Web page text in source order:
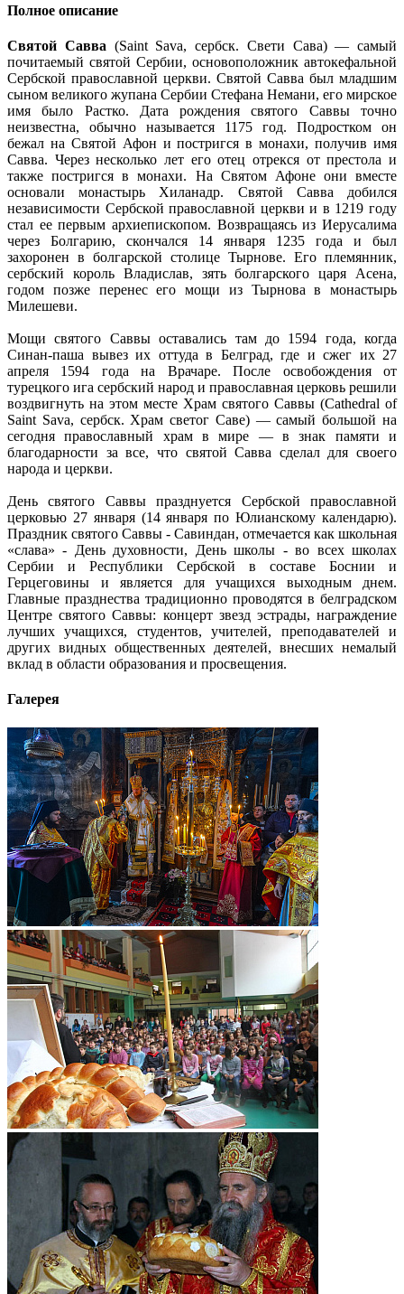
Полное описание
Святой Савва (Saint Sava, сербск. Свети Сава) — самый
почитаемый святой Сербии, основоположник автокефальной
Сербской православной церкви. Святой Савва был младшим
сыном великого жупана Сербии Стефана Немани, его мирское
имя было Растко. Дата рождения святого Саввы точно
неизвестна, обычно называется 1175 год. Подростком он
бежал на Святой Афон и постригся в монахи, получив имя
Савва. Через несколько лет его отец отрекся от престола и
также постригся в монахи. На Святом Афоне они вместе
основали монастырь Хиланадр. Святой Савва добился
независимости Сербской православной церкви и в 1219 году
стал ее первым архиепископом. Возвращаясь из Иерусалима
через Болгарию, скончался 14 января 1235 года и был
захоронен в болгарской столице Тырнове. Его племянник,
сербский король Владислав, зять болгарского царя Асена,
годом позже перенес его мощи из Тырнова в монастырь
Милешеви.
Мощи святого Саввы оставались там до 1594 года, когда
Синан-паша вывез их оттуда в Белград, где и сжег их 27
апреля 1594 года на Врачаре. После освобождения от
турецкого ига сербский народ и православная церковь решили
воздвигнуть на этом месте Храм святого Саввы (Cathedral of
Saint Sava, сербск. Храм светог Саве) — самый большой на
сегодня православный храм в мире — в знак памяти и
благодарности за все, что святой Савва сделал для своего
народа и церкви.
День святого Саввы празднуется Сербской православной
церковью 27 января (14 января по Юлианскому календарю).
Праздник святого Саввы - Савиндан, отмечается как школьная
«слава» - День духовности, День школы - во всех школах
Сербии и Республики Сербской в составе Боснии и
Герцеговины и является для учащихся выходным днем.
Главные празднества традиционно проводятся в белградском
Центре святого Саввы: концерт звезд эстрады, награждение
лучших учащихся, студентов, учителей, преподавателей и
других видных общественных деятелей, внесших немалый
вклад в области образования и просвещения.
Галерея